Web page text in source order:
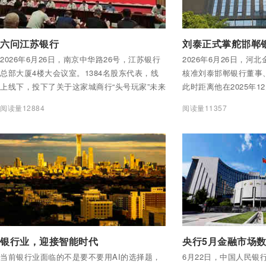
六问江苏银行
2026年6月26日，南京中华路26号，江苏银行
总部大厦4楼大会议室。1384名股东代表，线
上线下，投下了关于这家城商行“头号玩家”未来
阅读量12884
2026年6月26日，河北
核准刘泰邯郸银行董
此时距离他在2025年
间，行长王志刚代为
阅读量11357
银行业，迎接智能时代
当前银行业面临的不是要不要用AI的选择题，
6月22日，中国人民银